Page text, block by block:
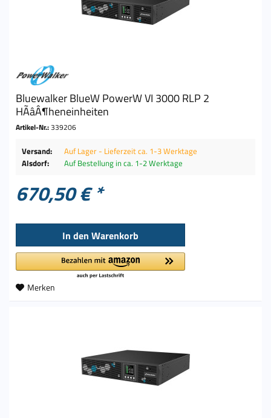
Bluewalker BlueW PowerW VI 3000 RLP 2
HÃâÂ¶heneinheiten
Artikel-Nr.:339206
Versand:
Auf Lager - Lieferzeit ca. 1-3 Werktage
Alsdorf:
Auf Bestellung in ca. 1-2 Werktage
670,50 € *
In den Warenkorb
Merken